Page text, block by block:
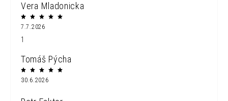
Vera Mladonicka
7.7.2026
1
Tomáš Pýcha
30.6.2026